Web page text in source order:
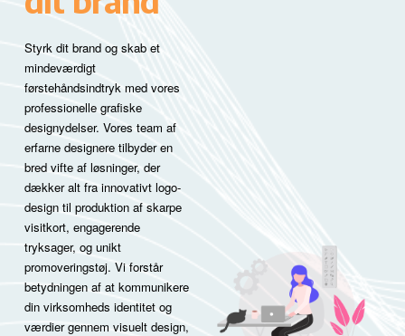
Styrk dit brand og skab et
mindeværdigt
førstehåndsindtryk med vores
professionelle grafiske
designydelser. Vores team af
erfarne designere tilbyder en
bred vifte af løsninger, der
dækker alt fra innovativt logo-
design til produktion af skarpe
visitkort, engagerende
tryksager, og unikt
promoveringstøj. Vi forstår
betydningen af at kommunikere
din virksomheds identitet og
værdier gennem visuelt design,